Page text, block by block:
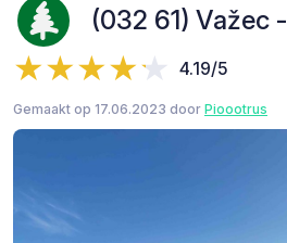
(032 61) Važec -
4.19/5
Gemaakt op 17.06.2023 door Pioootrus